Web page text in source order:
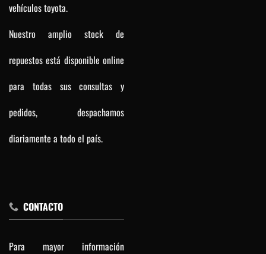
vehículos toyota.
Nuestro amplio stock de
repuestos está disponible online
para todas sus consultas y
pedidos, despachamos
diariamente a todo el país.
CONTACTO
Para mayor información